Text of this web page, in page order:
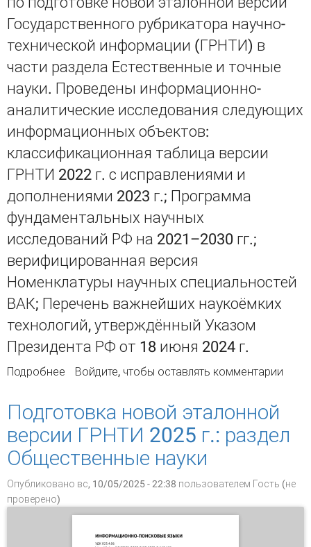
Государственного рубрикатора научно-
технической информации (ГРНТИ) в
части раздела Естественные и точные
науки. Проведены информационно-
аналитические исследования следующих
информационных объектов:
классификационная таблица версии
ГРНТИ 2022 г. с исправлениями и
дополнениями 2023 г.; Программа
фундаментальных научных
исследований РФ на 2021–2030 гг.;
верифицированная версия
Номенклатуры научных специальностей
ВАК; Перечень важнейших наукоёмких
технологий, утверждённый Указом
Президента РФ от 18 июня 2024 г.
Подробнее о Подготовка новой эталонной версии ГРНТИ
Войдите, чтобы оставлять комментарии
Подготовка новой эталонной
версии ГРНТИ 2025 г.: раздел
Общественные науки
Опубликовано вс, 10/05/2025 - 22:38 пользователем Гость (не
проверено)